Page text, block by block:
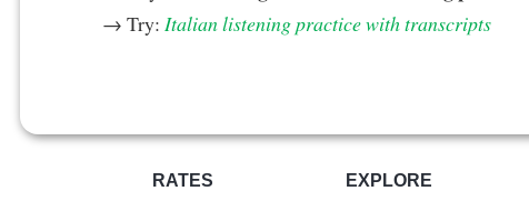
→ Try: Italian listening practice with transcripts
RATES
EXPLORE